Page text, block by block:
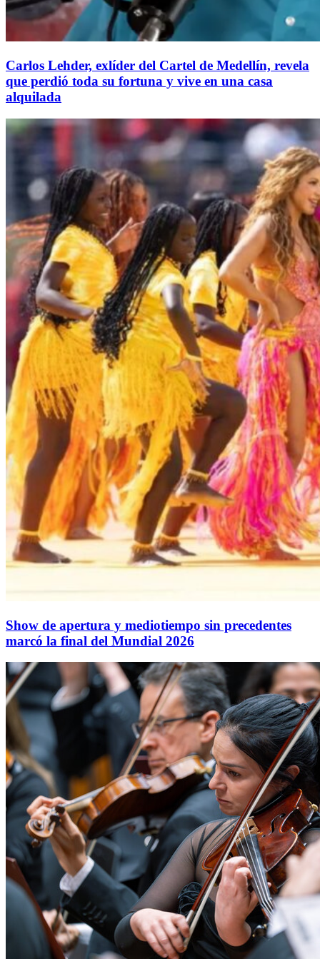
Carlos Lehder, exlíder del Cartel de Medellín, revela
que perdió toda su fortuna y vive en una casa
alquilada
Show de apertura y mediotiempo sin precedentes
marcó la final del Mundial 2026